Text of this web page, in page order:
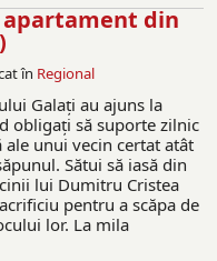
din
în Regional
Galați au ajuns la
obligați să suporte zilnic
unui vecin certat atât
Sătui să iasă din
lui Dumitru Cristea
pentru a scăpa de
lor. La mila